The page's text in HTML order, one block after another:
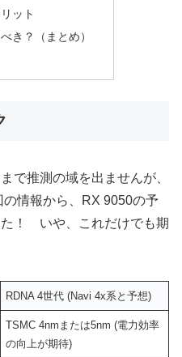
ット
き？（まとめ）
で推測の域を出ませんが、
情報から、RX 9050の予
！ いや、これだけでも期
RDNA 4世代 (Navi 4x系と予想)
TSMC 4nmまたは5nm (電力効率
の向上が期待)